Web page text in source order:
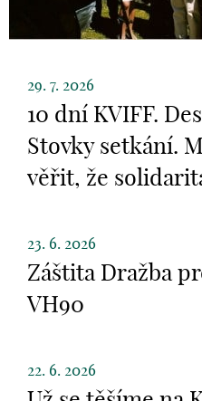
29. 7. 2026
10 dní KVIFF.
Stovky setkání.
věřit, že
23. 6. 2026
Záštita Dražba
VH90
22. 6. 2026